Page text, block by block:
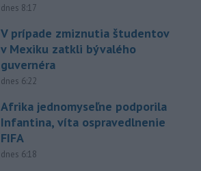
dnes 8:17
V prípade zmiznutia študentov
v Mexiku zatkli bývalého
guvernéra
dnes 6:22
Afrika jednomyseľne podporila
Infantina, víta ospravedlnenie
FIFA
dnes 6:18